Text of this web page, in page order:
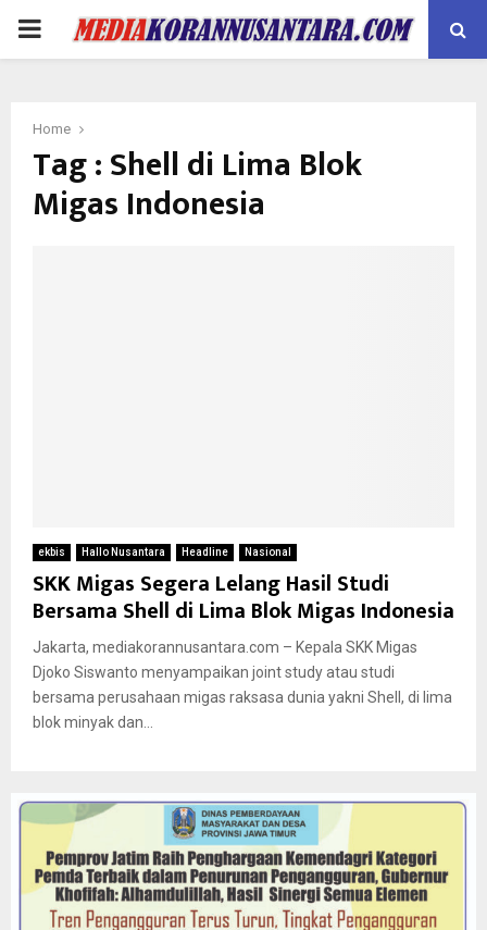
PRIMARY
Home
Tag : Shell di Lima Blok
Migas Indonesia
ekbis Hallo Nusantara Headline Nasional
SKK Migas Segera Lelang Hasil Studi
Bersama Shell di Lima Blok Migas Indonesia
Jakarta, mediakorannusantara.com – Kepala SKK Migas
Djoko Siswanto menyampaikan joint study atau studi
bersama perusahaan migas raksasa dunia yakni Shell, di lima
blok minyak dan...